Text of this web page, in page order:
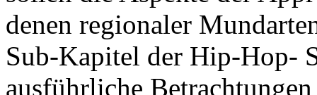
denen regionaler
Sub-Kapitel der Hip-Hop-
ausführliche